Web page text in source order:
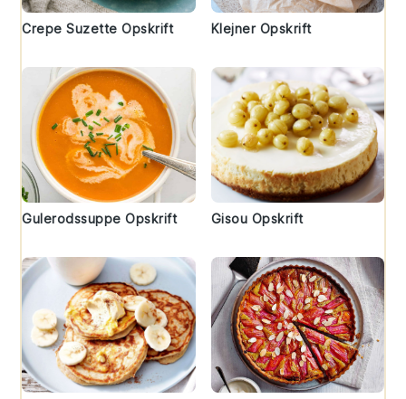
Crepe Suzette Opskrift Klejner Opskrift
Gulerodssuppe Opskrift Gisou Opskrift